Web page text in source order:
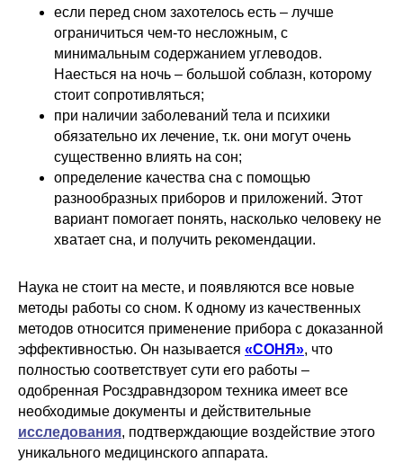
если перед сном захотелось есть – лучше
ограничиться чем-то несложным, с
минимальным содержанием углеводов.
Наесться на ночь – большой соблазн, которому
стоит сопротивляться;
при наличии заболеваний тела и психики
обязательно их лечение, т.к. они могут очень
существенно влиять на сон;
определение качества сна с помощью
разнообразных приборов и приложений. Этот
вариант помогает понять, насколько человеку не
хватает сна, и получить рекомендации.
Наука не стоит на месте, и появляются все новые
методы работы со сном. К одному из качественных
методов относится применение прибора с доказанной
эффективностью. Он называется «СОНЯ», что
полностью соответствует сути его работы –
одобренная Росздравндзором техника имеет все
необходимые документы и действительные
исследования, подтверждающие воздействие этого
уникального медицинского аппарата.